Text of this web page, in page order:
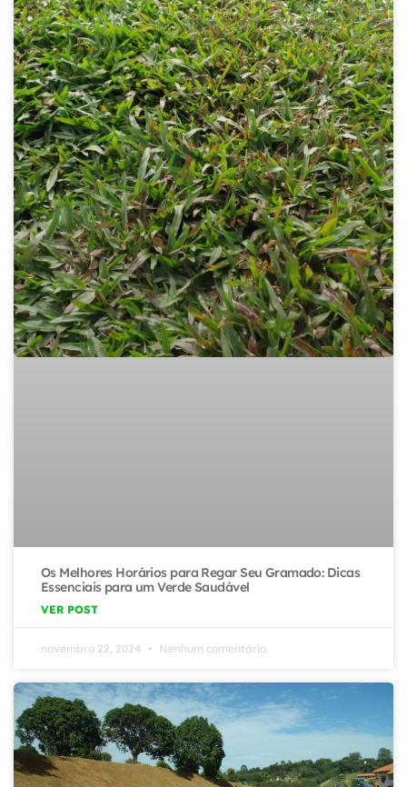
Os Melhores Horários para Regar Seu Gramado: Dicas
Essenciais para um Verde Saudável
VER POST
novembro 22, 2024 Nenhum comentário